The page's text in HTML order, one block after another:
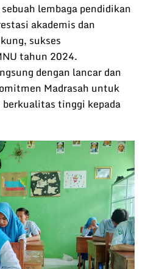
lembaga pendidikan
akademis dan
sukses
tahun 2024.
dengan lancar dan
Madrasah untuk
tinggi kepada